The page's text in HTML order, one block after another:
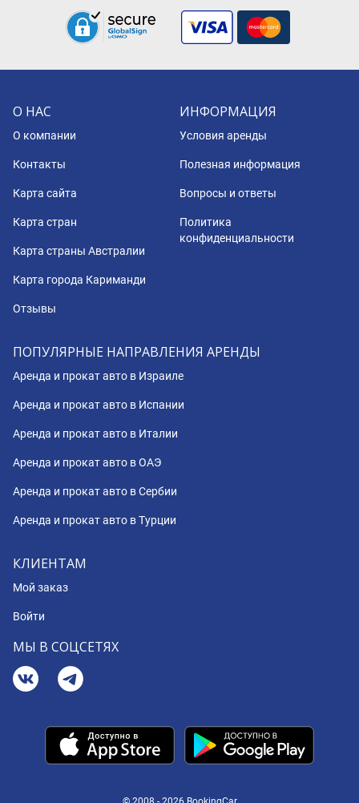
О НАС
О компании
Контакты
Карта сайта
Карта стран
Карта страны Австралии
Карта города Кариманди
Отзывы
ИНФОРМАЦИЯ
Условия аренды
Полезная информация
Вопросы и ответы
Политика
конфиденциальности
ПОПУЛЯРНЫЕ НАПРАВЛЕНИЯ АРЕНДЫ
Аренда и прокат авто в Израиле
Аренда и прокат авто в Испании
Аренда и прокат авто в Италии
Аренда и прокат авто в ОАЭ
Аренда и прокат авто в Сербии
Аренда и прокат авто в Турции
КЛИЕНТАМ
Мой заказ
Войти
МЫ В СОЦСЕТЯХ